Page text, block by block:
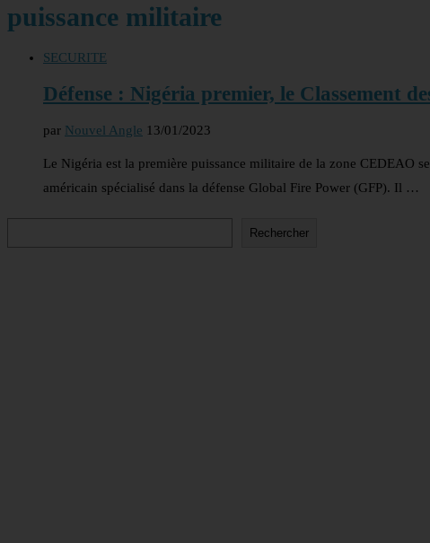
puissance militaire
SECURITE
Défense : Nigéria premier, le Classement
par Nouvel Angle 13/01/2023
Le Nigéria est la première puissance militaire de la zone CEDEAO
américain spécialisé dans la défense Global Fire Power (GFP). Il …
Rechercher